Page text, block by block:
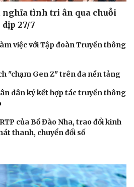
nghĩa tình tri ân qua chuỗi
27/7
việc với Tập đoàn Truyền thông
"chạm Gen Z" trên đa nền tảng
dân ký kết hợp tác truyền thông
của Bồ Đào Nha, trao đổi kinh
thanh, chuyển đổi số